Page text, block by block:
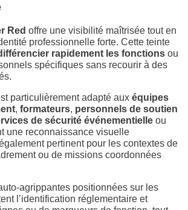
Red offre une visibilité maîtrisée tout en
professionnelle forte. Cette teinte
rapidement les fonctions ou
spécifiques sans recourir à des
particulièrement adapté aux équipes
, formateurs, personnels de soutien
de sécurité événementielle ou
une reconnaissance visuelle
pertinent pour les contextes de
ou de missions coordonnées
agrippantes positionnées sur les
l’identification réglementaire et